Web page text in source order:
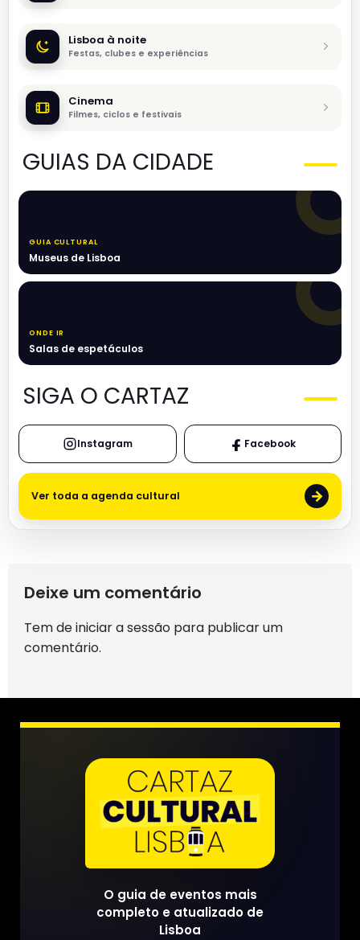
Lisboa à noite
Festas, clubes e experiências
Cinema
Filmes, ciclos e festivais
GUIAS DA CIDADE
GUIA CULTURAL
Museus de Lisboa
ONDE IR
Salas de espetáculos
SIGA O CARTAZ
Instagram Facebook
Ver toda a agenda cultural →
Deixe um comentário
Tem deiniciar a sessão para publicar um
comentário.
O guia de eventos mais
completo e atualizado de
Lisboa